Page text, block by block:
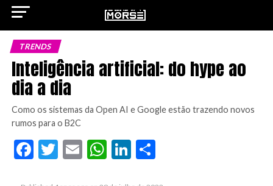
TRENDS
Inteligência artificial: do hype ao
dia a dia
Como os sistemas da Open AI e Google estão trazendo novos
rumos para o B2C
Facebook
Twitter
EmailWhatsApp
LinkedIn
Share